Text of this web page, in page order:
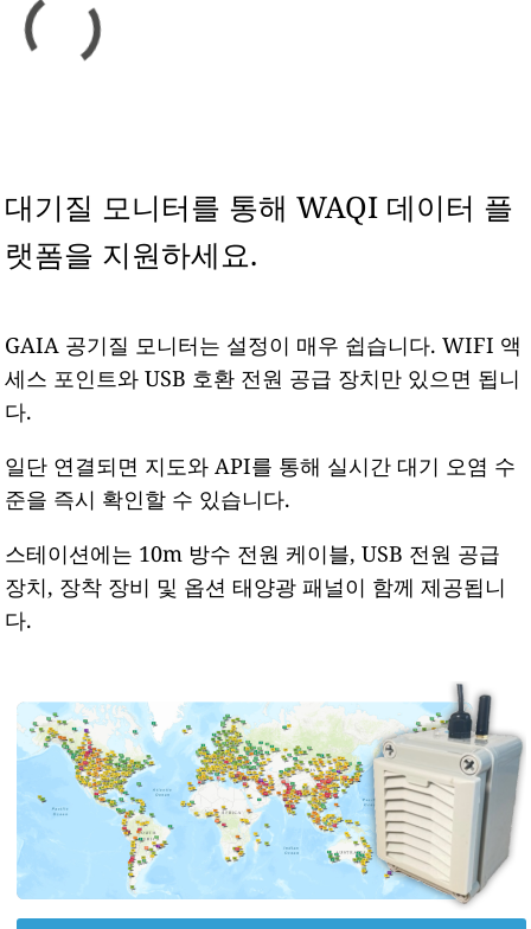
대기질 모니터를 통해 WAQI 데이터 플
랫폼을 지원하세요.
GAIA 공기질 모니터는 설정이 매우 쉽습니다. WIFI 액
세스 포인트와 USB 호환 전원 공급 장치만 있으면 됩니
다.
일단 연결되면 지도와 API를 통해 실시간 대기 오염 수
준을 즉시 확인할 수 있습니다.
스테이션에는 10m 방수 전원 케이블, USB 전원 공급
장치, 장착 장비 및 옵션 태양광 패널이 함께 제공됩니
다.